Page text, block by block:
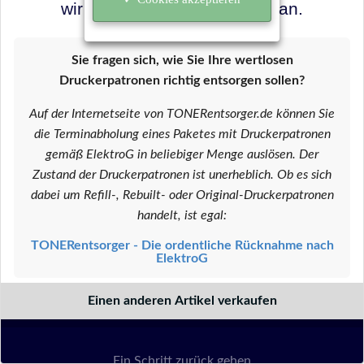
wir in diesem Zustand nicht an.
Sie fragen sich, wie Sie Ihre wertlosen
Druckerpatronen richtig entsorgen sollen?
Auf der Internetseite von TONERentsorger.de können Sie
die Terminabholung eines Paketes mit Druckerpatronen
gemäß ElektroG in beliebiger Menge auslösen. Der
Zustand der Druckerpatronen ist unerheblich. Ob es sich
dabei um Refill-, Rebuilt- oder Original-Druckerpatronen
handelt, ist egal:
TONERentsorger - Die ordentliche Rücknahme nach
ElektroG
Einen anderen Artikel verkaufen
Ein Schritt zurück gehen